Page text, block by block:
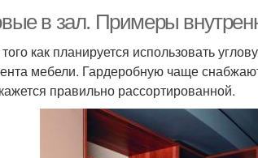
в зал. Примеры
как планируется использовать
мебели. Гардеробную чаще
правильно рассортированной.